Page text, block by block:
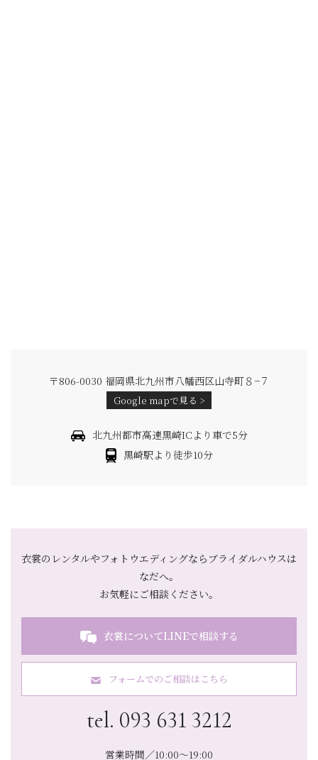
〒806-0030 福岡県北九州市八幡西区山寺町８−７
Google mapで見る >
北九州都市高速黒崎ICより車で5分
黒崎駅より徒歩10分
衣裳のレンタルやフォトウエディングならブライダルハウスは
なだへ。
お気軽にご相談ください。
衣裳についてLINEで相談する
フォームでのご相談はこちら
tel. 093 631 3212
営業時間／10:00～19:00